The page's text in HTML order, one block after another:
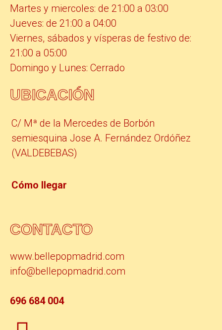
Martes y miercoles: de 21:00 a 03:00
Jueves: de 21:00 a 04:00
Viernes, sábados y vísperas de festivo de:
21:00 a 05:00
Domingo y Lunes: Cerrado
UBICACIÓN
C/ Mª de la Mercedes de Borbón
semiesquina Jose A. Fernández Ordóñez
(VALDEBEBAS)
Cómo llegar
CONTACTO
www.bellepopmadrid.com
info@bellepopmadrid.com
696 684 004